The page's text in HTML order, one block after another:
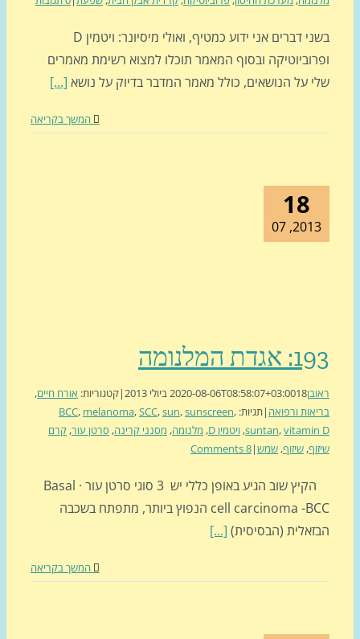
בשני דברים אני ידוע כמטיף, ואולי מיסיונר: ויטמין D
ובסוף המאמר תוכלו למצוא רשימת מאמרים
על הנושאים, כולל מאמר המדבר בדיוק על נושא[...]
המשך בקריאה
2020-08-06T08:58:07+03:00
|קטגוריות:אורח חיים ,
ורפואה|תגיות: BCC,melanoma,SCC,sun,sunscreen,
suntan ,
,ויטמין D ,מלנומה,מסנני קרינה,סרטן עור, קרם
שיזוף,שמש|
8 Comments
הקיץ שוב הגיע באופן כללי יש 3 סוגי סרטן עור · Basal
cell carcinoma -BCC הנפוץ ביותר, מתפתח בשכבה
(הבסיסית)[...]
המשך בקריאה